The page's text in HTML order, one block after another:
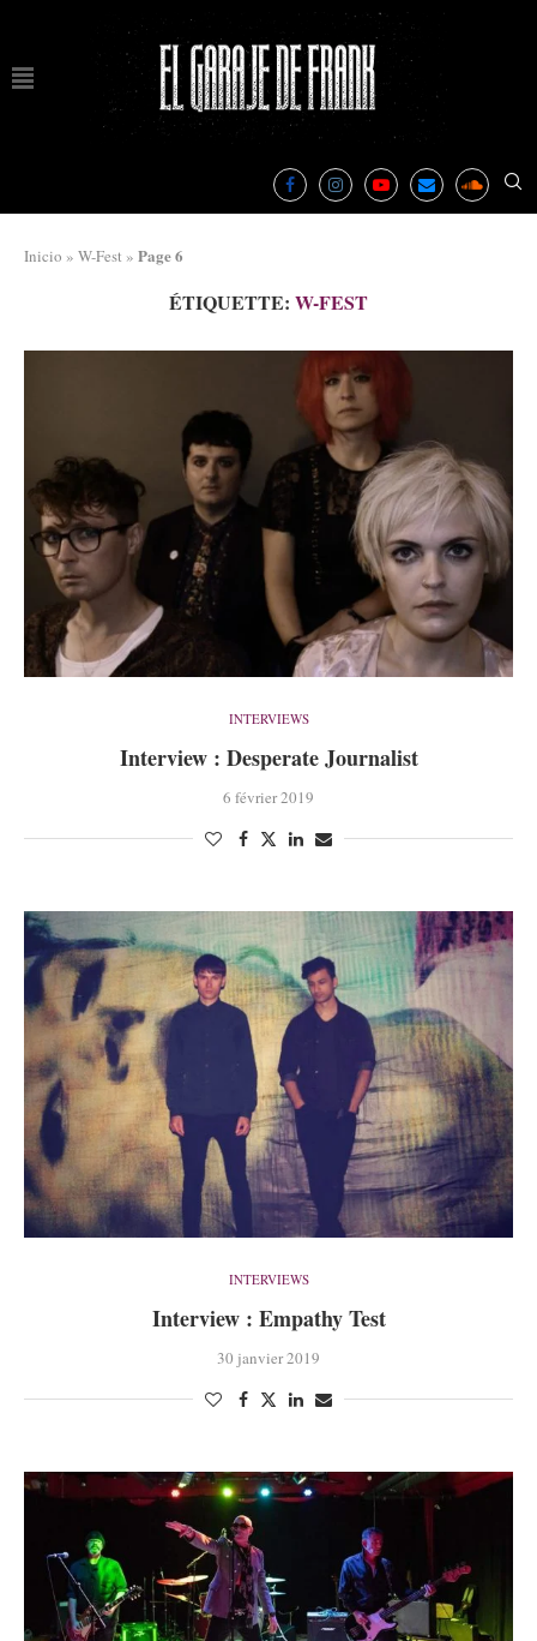
Inicio » W-Fest » Page 6
ÉTIQUETTE: W-FEST
INTERVIEWS
Interview : Desperate Journalist
6 février 2019
INTERVIEWS
Interview : Empathy Test
30 janvier 2019